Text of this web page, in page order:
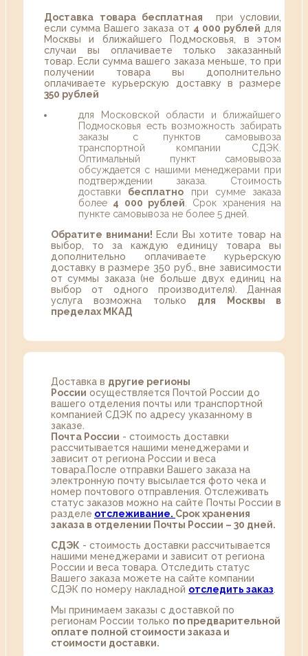
Доставка товара бесплатная при условии,
если сумма Вашего заказа от 4 000 рублей для
Москвы и ближайшего Подмосковья, в этом
случаи вы оплачиваете только заказанный
товар. Если сумма вашего заказа меньше, то при
получении товара вы дополнительно
оплачиваете курьерскую доставку в размере
350 рублей
для Московской области и ближайшего
Подмосковья есть возможность забирать
заказы с пунктов самовывоза
транспортной компании СДЭК.
Оптимальный пункт самовывоза
обсуждается с нашими менеджерами при
подтверждении заказа. Стоимость
доставки бесплатно при сумме заказа
более 4 000 рублей . Срок хранения на
пункте самовывоза не более 5 дней.
Обратите внимани! Если Вы хотите товар на
выбор, то за каждую единицу товара вы
дополнительно оплачиваете курьерскую
доставку в размере 350 руб., вне зависимости
от суммы заказа (не больше двух единиц на
выбор от одного производителя). Данная
услуга возможна только для Москвы в
пределах МКАД
Доставка в другие регионы
России осуществляется Почтой России до
вашего отделения почты или транспортной
компанией СДЭК по адресу указанному в
заказе.
Почта России - стоимость доставки
рассчитывается нашими менеджерами и
зависит от региона России и веса
товара.После отправки Вашего заказа на
электронную почту высылается фото чека и
номер почтового отправления. Отслеживать
статус заказов можно на сайте Почты России в
разделе oтслеживание. Срок хранения
заказа в отделении Почты России – 30 дней.
СДЭК - стоимость доставки рассчитывается
нашими менеджерами и зависит от региона
России и веса товара. Отследить статус
Вашего заказа можете на сайте компании
СДЭК по номеру накладной отследить заказ
Мы принимаем заказы с доставкой по
регионам России только по предварительной
оплате полной стоимости заказа и
стоимости доставки.